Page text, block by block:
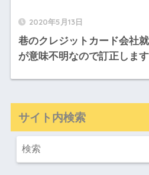
2020年5月13日
巷のクレジットカード会社
が意味不明なので訂正します
サイト内検索